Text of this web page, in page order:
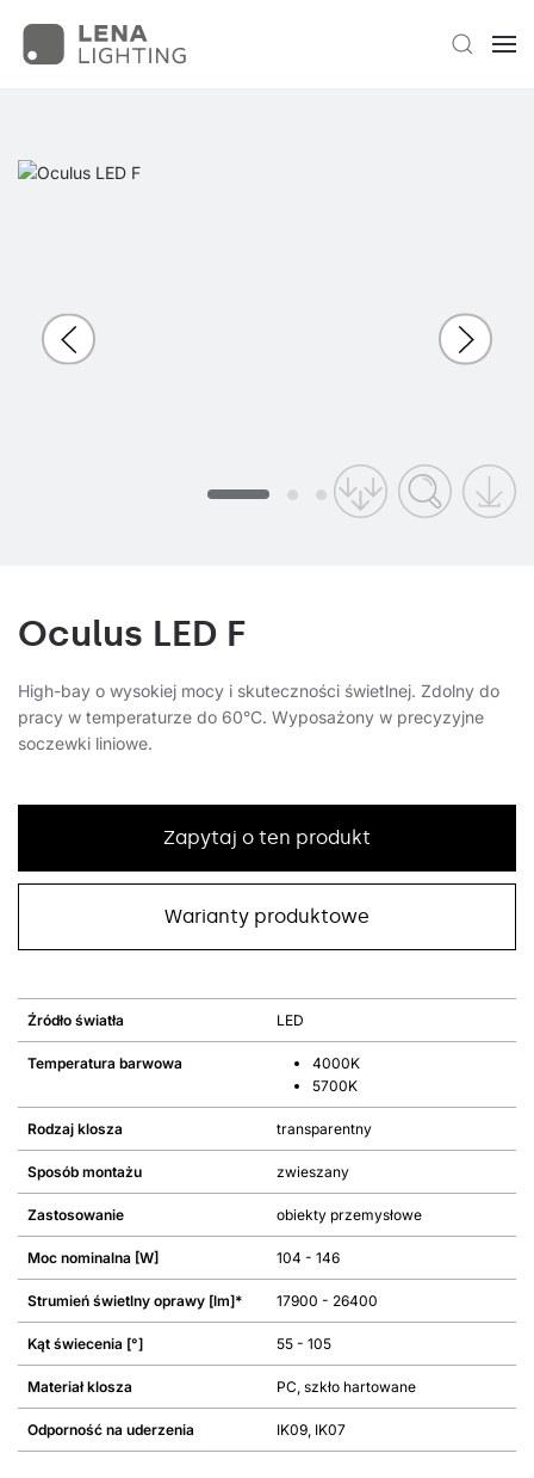
Oculus LED F
High-bay o wysokiej mocy i skuteczności świetlnej. Zdolny do
pracy w temperaturze do 60°C. Wyposażony w precyzyjne
soczewki liniowe.
Zapytaj o ten produkt
Warianty produktowe
Źródło światła LED
Temperatura barwowa
4000K
5700K
Rodzaj klosza transparentny
Sposób montażu zwieszany
Zastosowanie obiekty przemysłowe
Moc nominalna [W] 104 - 146
Strumień świetlny oprawy [lm]* 17900 - 26400
Kąt świecenia [°] 55 - 105
Materiał klosza PC, szkło hartowane
Odporność na uderzenia IK09, IK07